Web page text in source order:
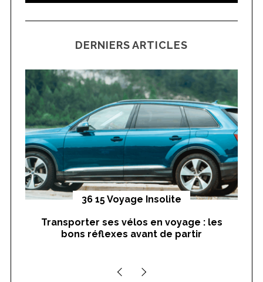
f
o
r
:
A
C
DERNIERS ARTICLES
36 15 Voyage Insolite
Transporter ses vélos en voyage : les
bons réflexes avant de partir